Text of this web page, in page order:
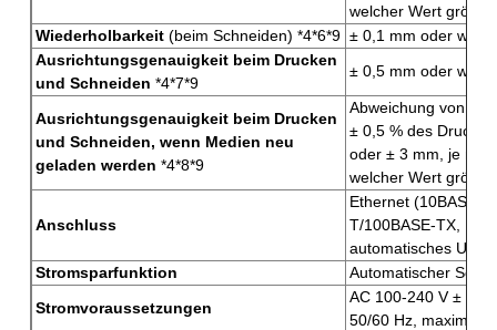
welcher Wert größer
Wiederholbarkeit (beim Schneiden) *4*6*9 ± 0,1 mm oder
Ausrichtungsgenauigkeit beim Drucken
und Schneiden *4*7*9
± 0,5 mm oder
Ausrichtungsgenauigkeit beim Drucken
und Schneiden, wenn Medien neu
geladen werden *4*8*9
Abweichung von
± 0,5 % des
oder ± 3 mm, je
welcher Wert größer
Anschluss
Ethernet (10BASE-
T/100BASE-TX,
automatisches
Stromsparfunktion
Automatischer
Stromvoraussetzungen
AC 100-240 V ± 10
50/60 Hz, maximal